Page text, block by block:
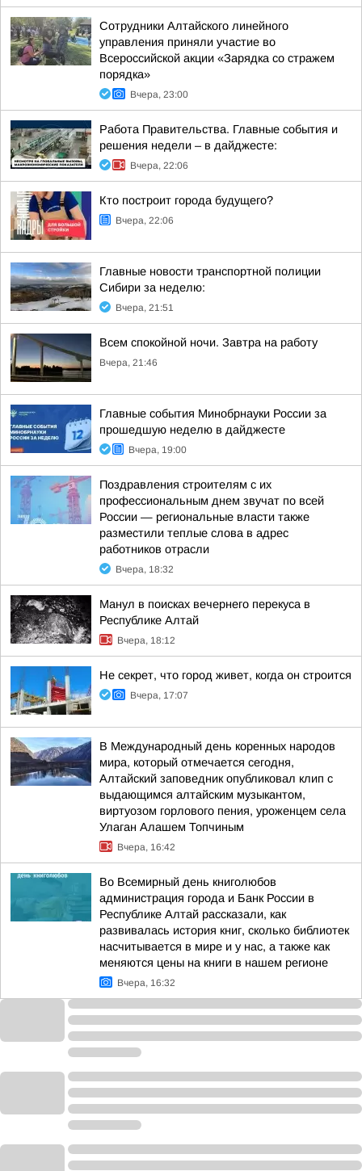
Сотрудники Алтайского линейного
управления приняли участие во
Всероссийской акции «Зарядка со стражем
порядка»
Вчера, 23:00
Работа Правительства. Главные события и
решения недели – в дайджесте:
Вчера, 22:06
Кто построит города будущего?
Вчера, 22:06
Главные новости транспортной полиции
Сибири за неделю:
Вчера, 21:51
Всем спокойной ночи. Завтра на работу
Вчера, 21:46
Главные события Минобрнауки России за
прошедшую неделю в дайджесте
Вчера, 19:00
Поздравления строителям с их
профессиональным днем звучат по всей
России — региональные власти также
разместили теплые слова в адрес
работников отрасли
Вчера, 18:32
Манул в поисках вечернего перекуса в
Республике Алтай
Вчера, 18:12
Не секрет, что город живет, когда он строится
Вчера, 17:07
В Международный день коренных народов
мира, который отмечается сегодня,
Алтайский заповедник опубликовал клип с
выдающимся алтайским музыкантом,
виртуозом горлового пения, уроженцем села
Улаган Алашем Топчиным
Вчера, 16:42
Во Всемирный день книголюбов
администрация города и Банк России в
Республике Алтай рассказали, как
развивалась история книг, сколько библиотек
насчитывается в мире и у нас, а также как
меняются цены на книги в нашем регионе
Вчера, 16:32